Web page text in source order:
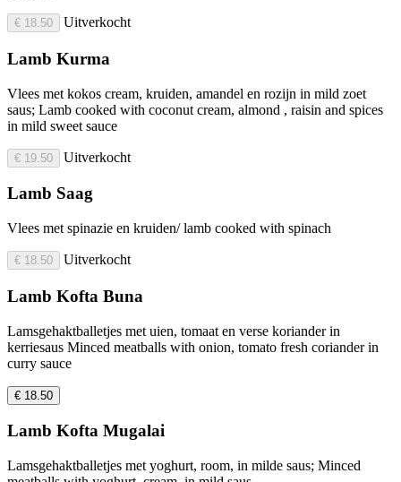
€ 18.50 Uitverkocht
Lamb Kurma
Vlees met kokos cream, kruiden, amandel en rozijn in mild zoet
saus; Lamb cooked with coconut cream, almond , raisin and spices
in mild sweet sauce
€ 19.50 Uitverkocht
Lamb Saag
Vlees met spinazie en kruiden/ lamb cooked with spinach
€ 18.50 Uitverkocht
Lamb Kofta Buna
Lamsgehaktballetjes met uien, tomaat en verse koriander in
kerriesaus Minced meatballs with onion, tomato fresh coriander in
curry sauce
€ 18.50
Lamb Kofta Mugalai
Lamsgehaktballetjes met yoghurt, room, in milde saus; Minced